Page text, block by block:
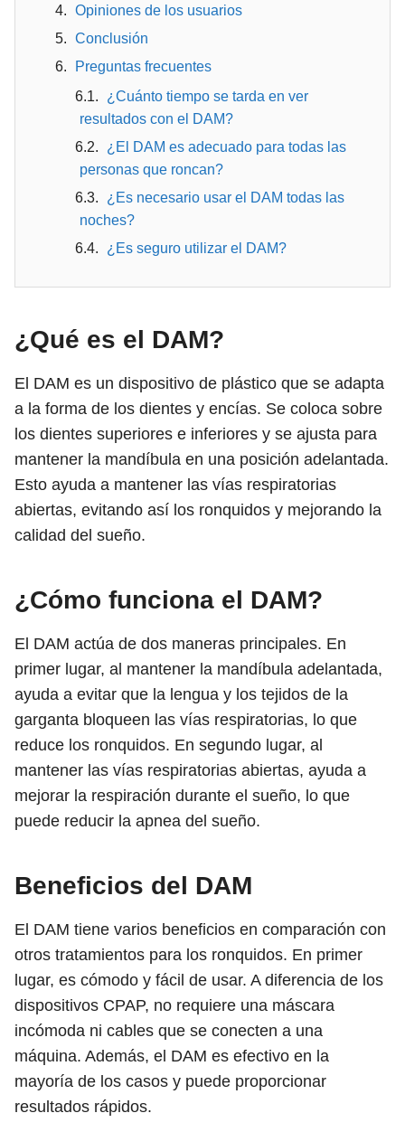
Opiniones de los usuarios
Conclusión
Preguntas frecuentes
¿Cuánto tiempo se tarda en ver
resultados con el DAM?
¿El DAM es adecuado para todas las
personas que roncan?
¿Es necesario usar el DAM todas las
noches?
¿Es seguro utilizar el DAM?
¿Qué es el DAM?
El DAM es un dispositivo de plástico que se adapta
a la forma de los dientes y encías. Se coloca sobre
los dientes superiores e inferiores y se ajusta para
mantener la mandíbula en una posición adelantada.
Esto ayuda a mantener las vías respiratorias
abiertas, evitando así los ronquidos y mejorando la
calidad del sueño.
¿Cómo funciona el DAM?
El DAM actúa de dos maneras principales. En
primer lugar, al mantener la mandíbula adelantada,
ayuda a evitar que la lengua y los tejidos de la
garganta bloqueen las vías respiratorias, lo que
reduce los ronquidos. En segundo lugar, al
mantener las vías respiratorias abiertas, ayuda a
mejorar la respiración durante el sueño, lo que
puede reducir la apnea del sueño.
Beneficios del DAM
El DAM tiene varios beneficios en comparación con
otros tratamientos para los ronquidos. En primer
lugar, es cómodo y fácil de usar. A diferencia de los
dispositivos CPAP, no requiere una máscara
incómoda ni cables que se conecten a una
máquina. Además, el DAM es efectivo en la
mayoría de los casos y puede proporcionar
resultados rápidos.